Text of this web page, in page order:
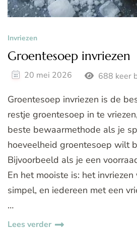
Invriezen
Groentesoep invriezen
20 mei 2026 688 keer
Groentesoep invriezen is de
restje groentesoep in te
beste bewaarmethode als je
hoeveelheid groentesoep wilt
Bijvoorbeeld als je een
En het mooiste is: het
simpel, en iedereen met een
…
Lees verder